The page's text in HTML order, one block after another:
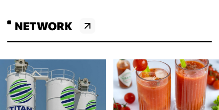
NETWORK